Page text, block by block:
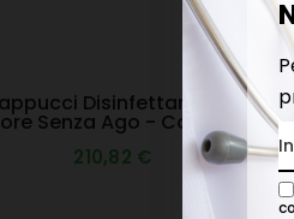
Disinfettanti
Senza Ago - Conf. 300
210,82 €